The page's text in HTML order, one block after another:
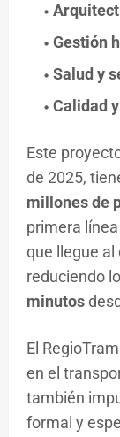
Gestión
Salud y
Calidad
Este
de 2025,
millones de
primera
que llegue al
reduciendo
minutos
El
en el
también
formal y